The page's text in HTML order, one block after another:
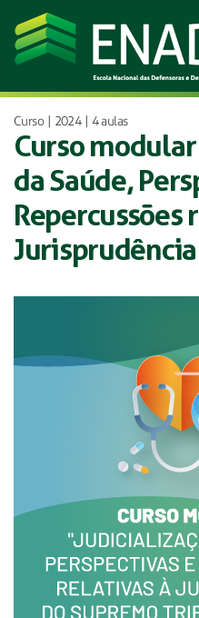
Curso | 2024 | 4 aulas
Curso
da Saúde,
Repercussões
Jurisprudência